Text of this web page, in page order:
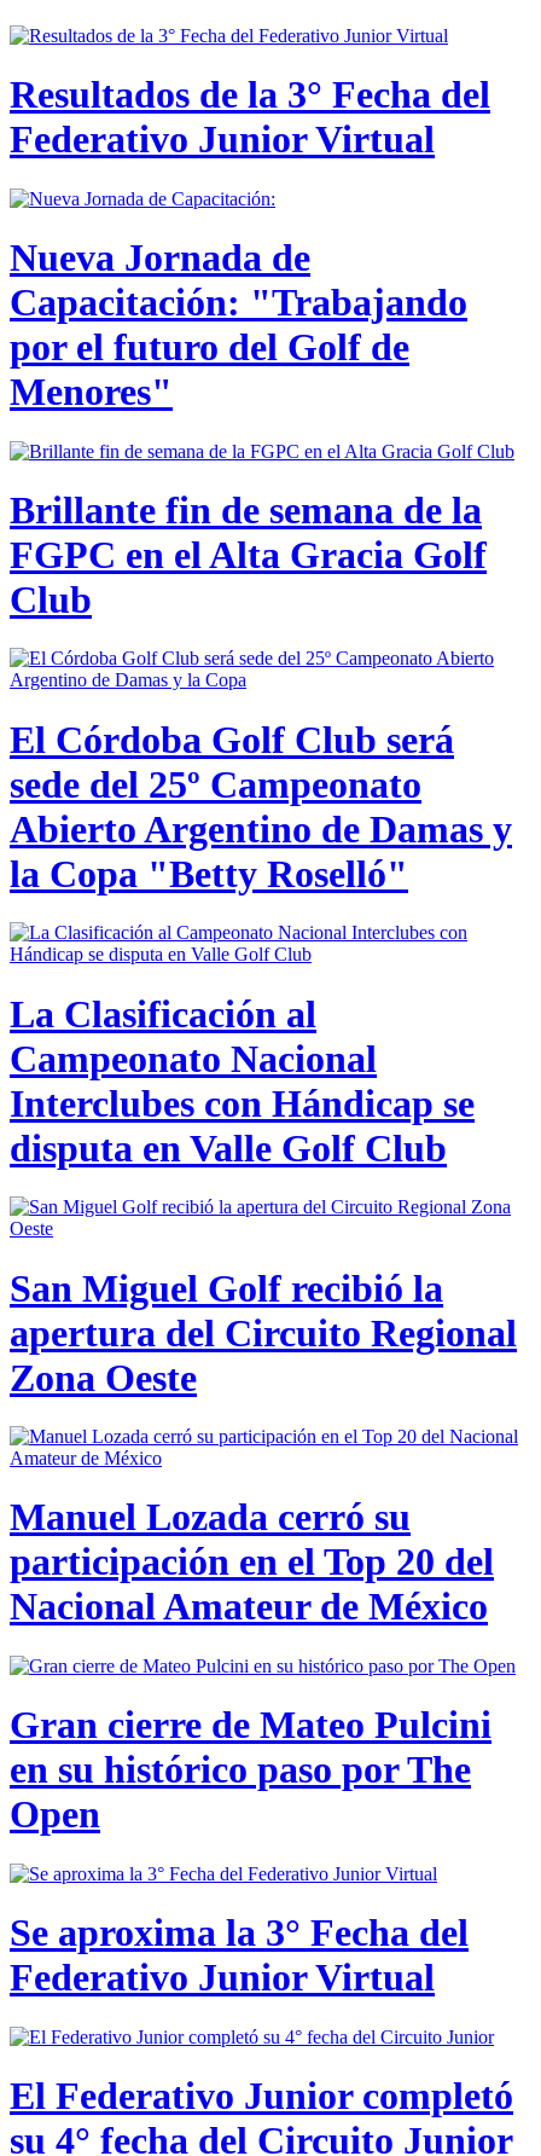
Resultados de la 3° Fecha del
Federativo Junior Virtual
Nueva Jornada de
Capacitación: "Trabajando
por el futuro del Golf de
Menores"
Brillante fin de semana de la
FGPC en el Alta Gracia Golf
Club
El Córdoba Golf Club será
sede del 25º Campeonato
Abierto Argentino de Damas y
la Copa "Betty Roselló"
La Clasificación al
Campeonato Nacional
Interclubes con Hándicap se
disputa en Valle Golf Club
San Miguel Golf recibió la
apertura del Circuito Regional
Zona Oeste
Manuel Lozada cerró su
participación en el Top 20 del
Nacional Amateur de México
Gran cierre de Mateo Pulcini
en su histórico paso por The
Open
Se aproxima la 3° Fecha del
Federativo Junior Virtual
El Federativo Junior completó
su 4° fecha del Circuito Junior